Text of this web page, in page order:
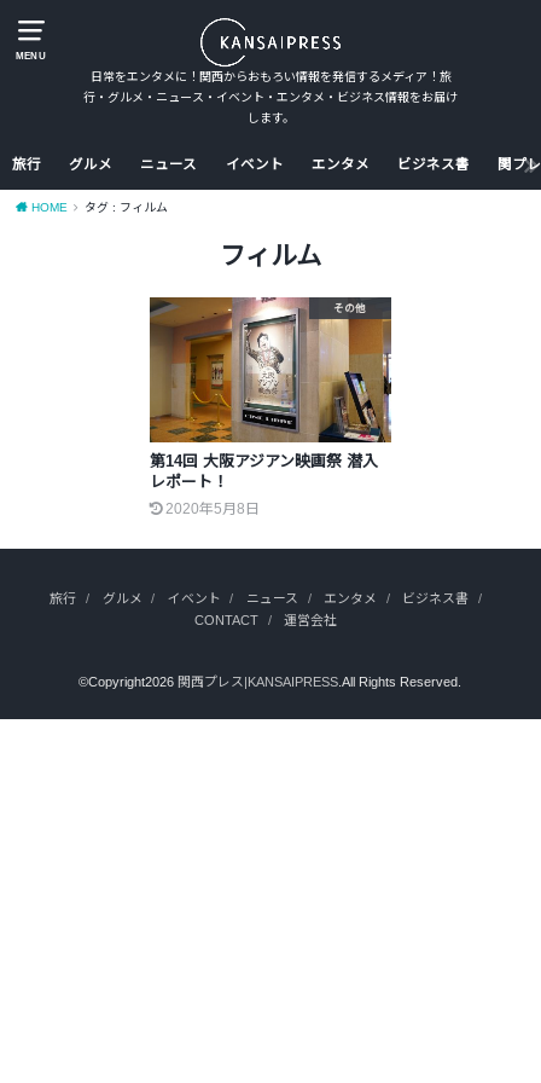
MENU
日常をエンタメに！関西からおもろい情報を発信するメディア！旅
行・グルメ・ニュース・イベント・エンタメ・ビジネス情報をお届け
します。
旅行 グルメ ニュース イベント エンタメ ビジネス書 関プ
HOME タグ : フィルム
フィルム
その他
第14回 大阪アジアン映画祭 潜入
レポート！
2020年5月8日
旅行 グルメ イベント ニュース エンタメ
ビジネス書
CONTACT
運営会社
©Copyright2026 関西プレス|KANSAIPRESS .All Rights Reserved.